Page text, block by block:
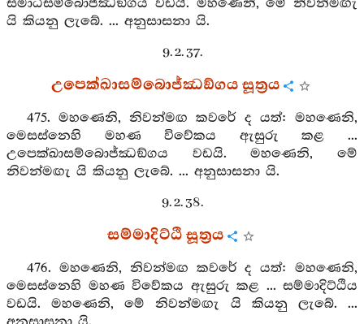
සමාධිසම්බොජ්ඣඞ්ගය වඩයි. මහණෙනි, මේ නිවන්මඟැ
යි කියනු ලැබේ. ... අනුසාසනා යි.
9. 2. 37.
උපෙක්ඛාසම්බොජ්ඣඞ්ගය සූත්‍රය
475. මහණෙනි, නිවන්මඟ කවරේ ද යත්: මහණෙනි,
මෙසස්නෙහි මහණ විවේකය ඇසුරු කළ ...
උපෙක්ඛාසම්බොජ්ඣඞ්ගය වඩයි. මහණෙනි, මේ
නිවන්මඟැ යි කියනු ලැබේ. ... අනුසාසනා යි.
9. 2. 38.
සම්මාදිට්ඨි සූත්‍රය
476. මහණෙනි, නිවන්මඟ කවරේ ද යත්: මහණෙනි,
මෙසස්නෙහි මහණ විවේකය ඇසුරු කළ ... සම්මාදිට්ඨිය
වඩයි. මහණෙනි, මේ නිවන්මඟැ යි කියනු ලැබේ. ...